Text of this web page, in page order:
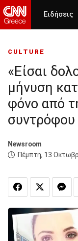
Ειδήσεις
CULTURE
«Είσαι
μήνυση
φόνο από
συντρόφου
Newsroom
Πέμπτη, 13